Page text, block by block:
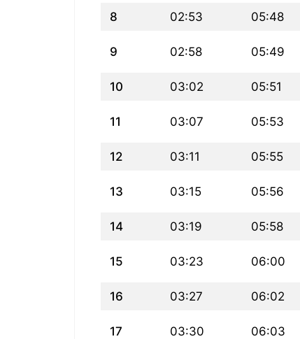
8 02:53 05:48
9 02:58 05:49
10 03:02 05:51
11 03:07 05:53
12 03:11 05:55
13 03:15 05:56
14 03:19 05:58
15 03:23 06:00
16 03:27 06:02
17 03:30 06:03